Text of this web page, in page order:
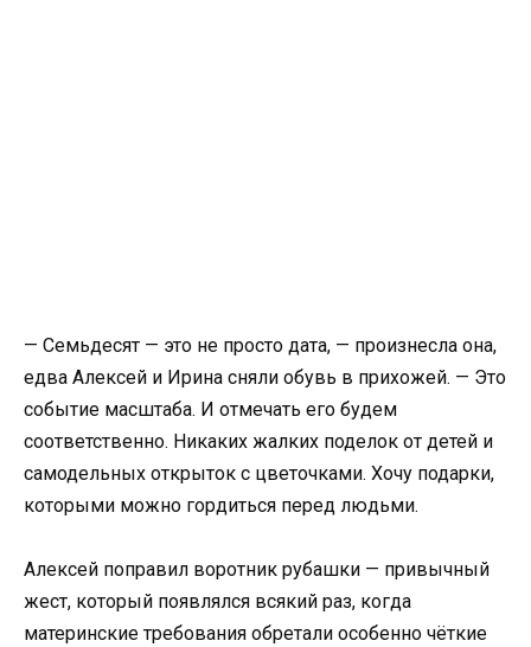
— Семьдесят — это не просто дата, — произнесла она,
едва Алексей и Ирина сняли обувь в прихожей. — Это
событие масштаба. И отмечать его будем
соответственно. Никаких жалких поделок от детей и
самодельных открыток с цветочками. Хочу подарки,
которыми можно гордиться перед людьми.
Алексей поправил воротник рубашки — привычный
жест, который появлялся всякий раз, когда
материнские требования обретали особенно чёткие